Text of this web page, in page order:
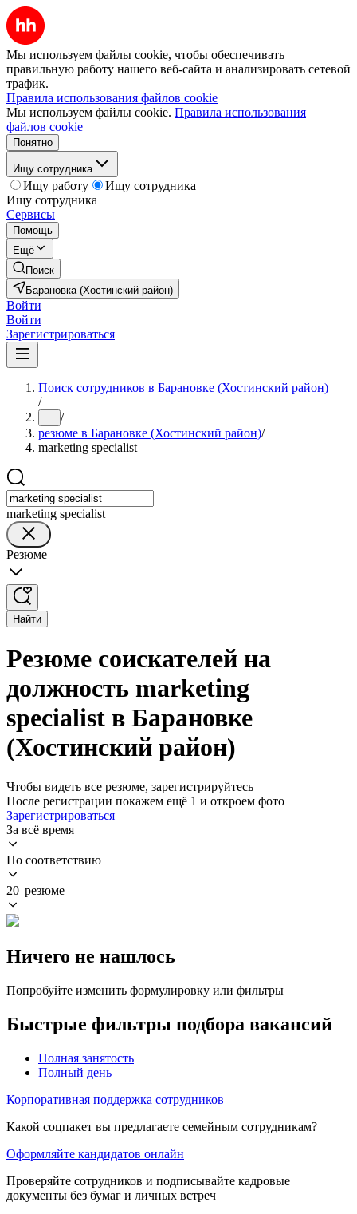
Мы используем файлы cookie, чтобы обеспечивать
правильную работу нашего веб-сайта и анализировать сетевой
трафик.
Правила использования файлов cookie
Мы используем файлы cookie. Правила использования
файлов cookie
Понятно
Ищу сотрудника
Ищу работу
Ищу сотрудника
Ищу сотрудника
Сервисы
Помощь
Ещё
Поиск
Барановка (Хостинский район)
Войти
Войти
Зарегистрироваться
Поиск сотрудников в Барановке (Хостинский район)
/
... /
резюме в Барановке (Хостинский район)/
marketing specialist
marketing specialist
Резюме
Найти
Резюме соискателей на
должность marketing
specialist в Барановке
(Хостинский район)
Чтобы видеть все резюме, зарегистрируйтесь
После регистрации покажем ещё 1 и откроем фото
Зарегистрироваться
За всё время
По соответствию
20 резюме
Ничего не нашлось
Попробуйте изменить формулировку или фильтры
Быстрые фильтры подбора вакансий
Полная занятость
Полный день
Корпоративная поддержка сотрудников
Какой соцпакет вы предлагаете семейным сотрудникам?
Оформляйте кандидатов онлайн
Проверяйте сотрудников и подписывайте кадровые
документы без бумаг и личных встреч